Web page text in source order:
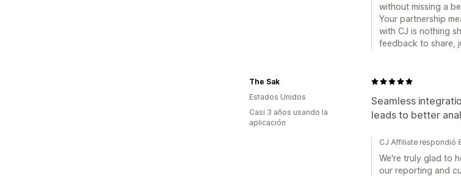
without missing a
Your partnership
with CJ is nothing
feedback to share,
Seamless
leads to better
The Sak
Estados Unidos
Casi 3 años usando la
aplicación
CJ Affiliate respondió
We're truly glad to
our reporting and